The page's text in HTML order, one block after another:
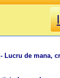
Lucru de mana,